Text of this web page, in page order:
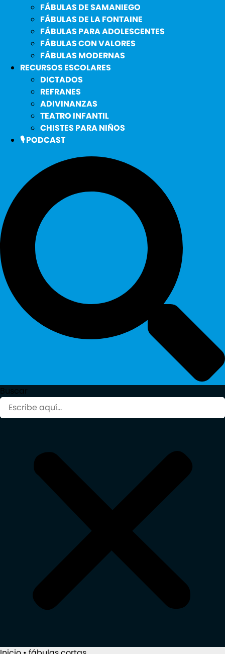
FÁBULAS DE SAMANIEGO
FÁBULAS DE LA FONTAINE
FÁBULAS PARA ADOLESCENTES
FÁBULAS CON VALORES
FÁBULAS MODERNAS
RECURSOS ESCOLARES
DICTADOS
REFRANES
ADIVINANZAS
TEATRO INFANTIL
CHISTES PARA NIÑOS
🎙️ PODCAST
Buscar